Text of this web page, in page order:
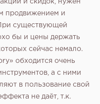
и скидок, нужен
продвижением и
существующей
бы и цены держать
сейчас немало.
обходится очень
а с ними
в пользование свой
не даёт, т.к.